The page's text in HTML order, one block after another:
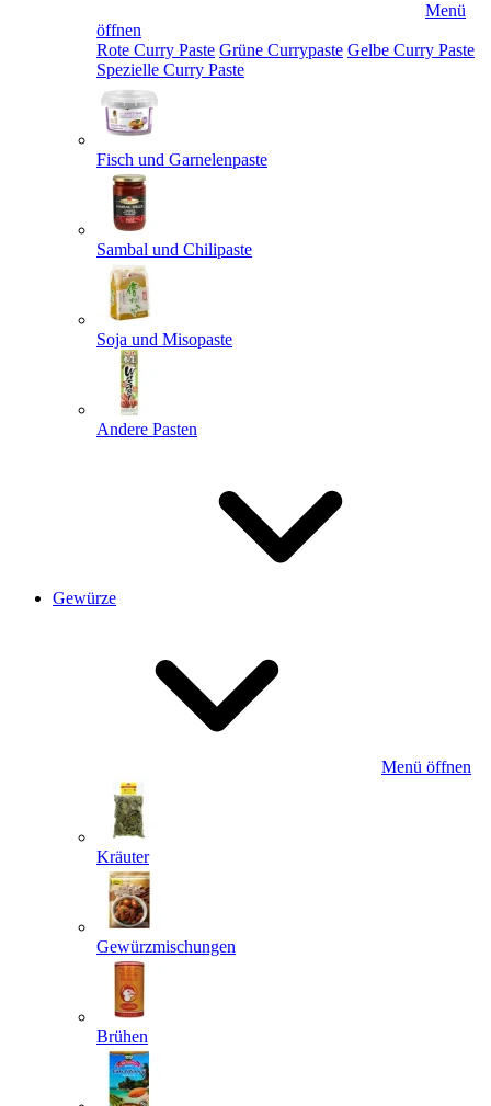
Menü
öffnen
Rote Curry Paste Grüne Currypaste Gelbe Curry Paste
Spezielle Curry Paste
Fisch und Garnelenpaste
Sambal und Chilipaste
Soja und Misopaste
Andere Pasten
Gewürze
Menü öffnen
Kräuter
Gewürzmischungen
Brühen